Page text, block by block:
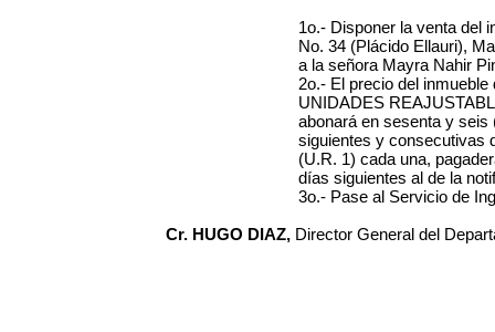
1o.- Disponer la venta del
No. 34 (Plácido Ellauri),
a la señora Mayra Nahir
2o.- El precio del
UNIDADES
abonará en sesenta y
siguientes y consecutivas
(U.R. 1) cada una,
días siguientes al de la
3o.- Pase al Servicio de
Cr. HUGO DIAZ, Director General del